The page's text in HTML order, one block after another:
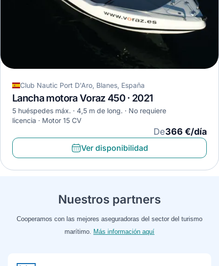
Club Nautic Port D'Aro, Blanes, España
Lancha motora Voraz 450 · 2021
5 huéspedes máx. 4,5 m de long.
No requiere
licencia
Motor 15 CV
De366 €/día
Ver disponibilidad
Nuestros partners
Cooperamos con las mejores aseguradoras del sector del turismo
marítimo. Más información aquí